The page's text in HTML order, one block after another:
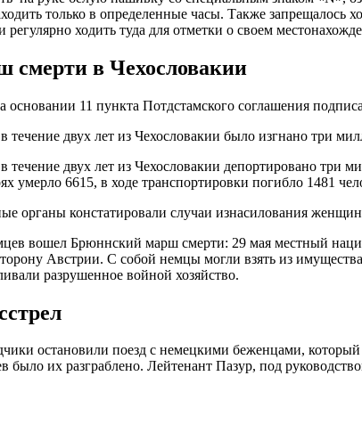
только в определенные часы. Также
регулярно ходить туда для отметки о своем
в Чехословакии
основании 11 пункта Потдстамского соглашения
двух лет из Чехословакии было изгнано три
двух лет из Чехословакии депортировано три
умерло 6615, в ходе транспортировки погибло 1481
органы констатировали случаи изнасилования
вошел Брюннский марш смерти: 29 мая местный
Австрии. С собой немцы могли взять из
разрушенное войной хозяйство.
остановили поезд с немецкими беженцами,
их разграблено. Лейтенант Пазур, под